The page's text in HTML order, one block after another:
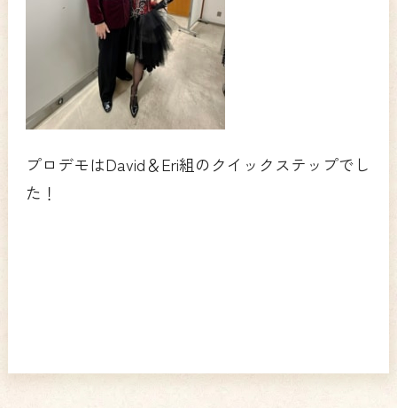
プロデモはDavid＆Eri組のクイックステップでし
た！